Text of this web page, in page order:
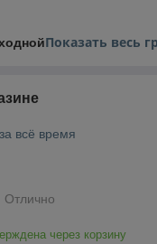
Показать весь
всё время
Отлично
через корзину